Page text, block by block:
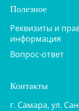
Полезное
Реквизиты и
информация
Вопрос-ответ
Контакты
г. Самара, ул.